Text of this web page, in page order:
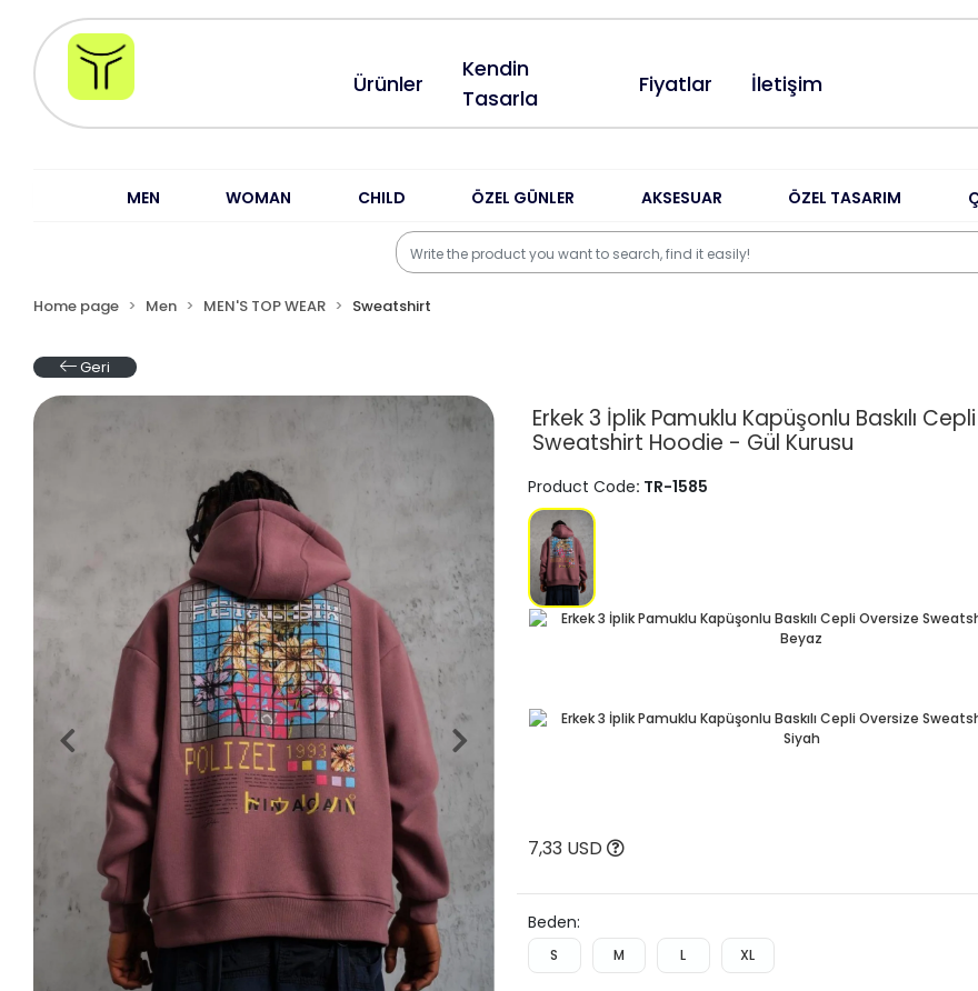
Ürünler
Kendin
Tasarla
Fiyatlar İletişim
MEN WOMAN CHILD ÖZEL GÜNLER AKSESUAR ÖZEL TASARIM
Home page Men MEN'S TOP WEAR Sweatshirt
Geri
Erkek 3 İplik Pamuklu Kapüşonlu Baskılı
Sweatshirt Hoodie - Gül Kurusu
Product Code: TR-1585
7,33 USD
Beden:
S M L XL